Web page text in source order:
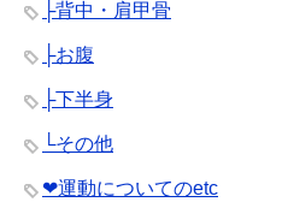
├背中・肩甲骨
├お腹
├下半身
└その他
❤︎運動についてのetc